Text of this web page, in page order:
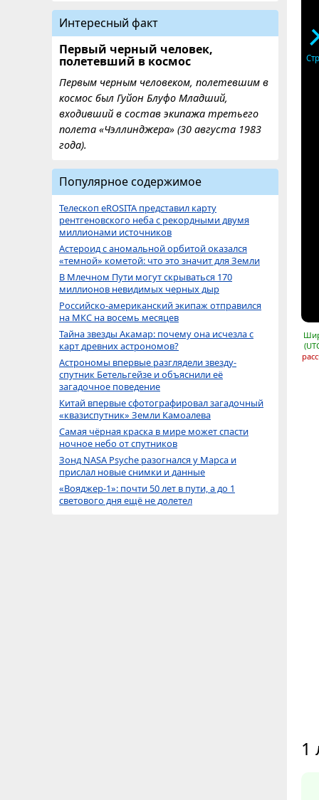
1
Интересный факт
Первый черный человек,
полетевший в космос
Первым черным человеком, полетевшим в
космос был Гуйон Блуфо Младший,
входивший в состав экипажа третьего
полета «Чэллинджера» (30 августа 1983
года).
Популярное содержимое
Телескоп eROSITA представил карту
рентгеновского неба с рекордными двумя
миллионами источников
Астероид с аномальной орбитой оказался
«темной» кометой: что это значит для Земли
В Млечном Пути могут скрываться 170
миллионов невидимых черных дыр
Российско-американский экипаж отправился
на МКС на восемь месяцев
Тайна звезды Акамар: почему она исчезла с
карт древних астрономов?
Астрономы впервые разглядели звезду-
спутник Бетельгейзе и объяснили её
загадочное поведение
Китай впервые сфотографировал загадочный
«квазиспутник» Земли Камоалева
Самая чёрная краска в мире может спасти
ночное небо от спутников
Зонд NASA Psyche разогнался у Марса и
прислал новые снимки и данные
«Вояджер-1»: почти 50 лет в пути, а до 1
светового дня ещё не долетел